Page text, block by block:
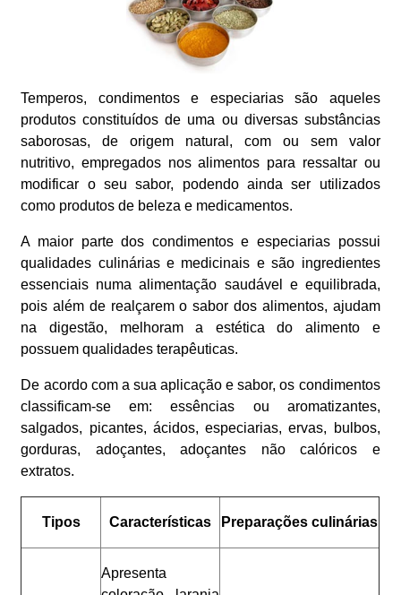
Temperos, condimentos e especiarias são aqueles
produtos constituídos de uma ou diversas substâncias
saborosas, de origem natural, com ou sem valor
nutritivo, empregados nos alimentos para ressaltar ou
modificar o seu sabor, podendo ainda ser utilizados
como produtos de beleza e medicamentos.
A maior parte dos condimentos e especiarias possui
qualidades culinárias e medicinais e são ingredientes
essenciais numa alimentação saudável e equilibrada,
pois além de realçarem o sabor dos alimentos, ajudam
na digestão, melhoram a estética do alimento e
possuem qualidades terapêuticas.
De acordo com a sua aplicação e sabor, os condimentos
classificam-se em: essências ou aromatizantes,
salgados, picantes, ácidos, especiarias, ervas, bulbos,
gorduras, adoçantes, adoçantes não calóricos e
extratos.
Tipos Características Preparações culinárias
Apresenta